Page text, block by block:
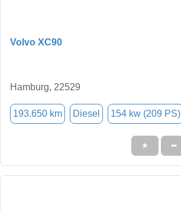
Volvo XC90
Hamburg, 22529
193.650 km Diesel 154 kw (209 PS)
★ ➦